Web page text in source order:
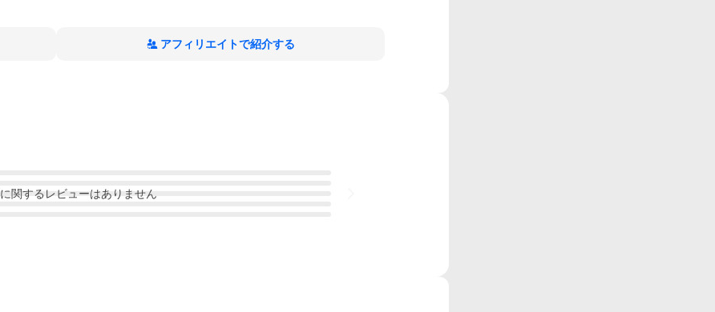
アフィリエイトで紹介する
に関するレビューはありません